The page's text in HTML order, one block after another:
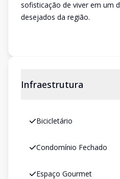
sofisticação de viver em um
desejados da região.
Infraestrutura
Bicicletário
Condomínio Fechado
Espaço Gourmet